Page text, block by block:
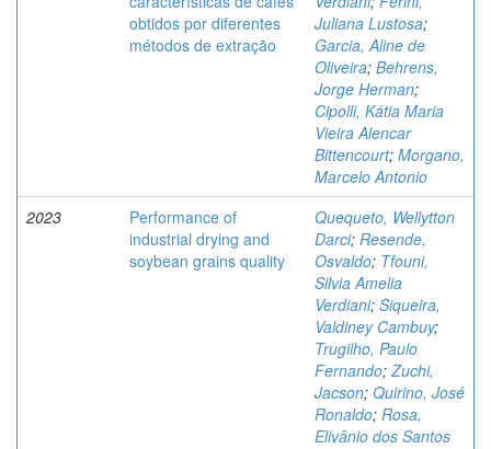
obtidos por diferentes
métodos de extração
Juliana Lustosa;
Garcia, Aline de
Oliveira; Behrens,
Jorge Herman;
Cipolli, Kátia Maria
Vieira Alencar
Bittencourt; Morgano,
Marcelo Antonio
2023
Performance of
industrial drying and
soybean grains quality
Quequeto, Wellytton
Darci; Resende,
Osvaldo; Tfouni,
Silvia Amelia
Verdiani; Siqueira,
Valdiney Cambuy;
Trugilho, Paulo
Fernando;Zuchi,
Jacson; Quirino, José
Ronaldo; Rosa,
Elivânio dos Santos